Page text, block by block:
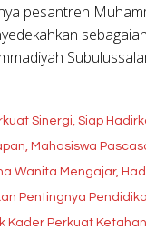
pesantren
Sinergi, Siap
Mahasiswa
Wanita Mengajar,
Pentingnya
Kader Perkuat